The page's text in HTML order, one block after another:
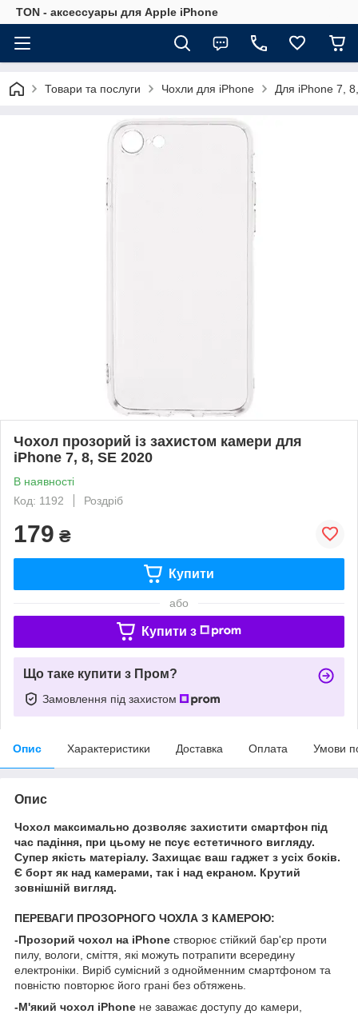
TON - аксессуары для Apple iPhone
Товари та послуги Чохли для iPhone Для iPhone 7,
Чохол прозорий із захистом камери для
iPhone 7, 8, SE 2020
В наявності
Код: 1192
Роздріб
179 ₴
Купити
або
Купити з
Що таке купити з Пром?
Замовлення під захистом
Опис Характеристики Доставка Оплата Умови
Опис
Чохол максимально дозволяє захистити смартфон під
час падіння, при цьому не псує естетичного вигляду.
Супер якість матеріалу. Захищає ваш гаджет з усіх боків.
Є борт як над камерами, так і над екраном. Крутий
зовнішній вигляд.
ПЕРЕВАГИ ПРОЗОРНОГО ЧОХЛА З КАМЕРОЮ:
-Прозорий чохол на iPhone створює стійкий бар'єр проти
пилу, вологи, сміття, які можуть потрапити всередину
електроніки. Виріб сумісний з однойменним смартфоном та
повністю повторює його грані без обтяжень.
-М'який чохол iPhone не заважає доступу до камери,